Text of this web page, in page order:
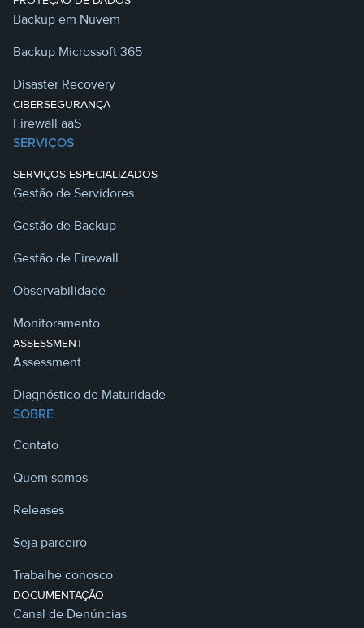
Backup em Nuvem
Backup Microssoft 365
Disaster Recovery
CIBERSEGURANÇA
Firewall aaS
SERVIÇOS
SERVIÇOS ESPECIALIZADOS
Gestão de Servidores
Gestão de Backup
Gestão de Firewall
Observabilidade
Monitoramento
ASSESSMENT
Assessment
Diagnóstico de Maturidade
SOBRE
Contato
Quem somos
Releases
Seja parceiro
Trabalhe conosco
DOCUMENTAÇÃO
Canal de Denúncias